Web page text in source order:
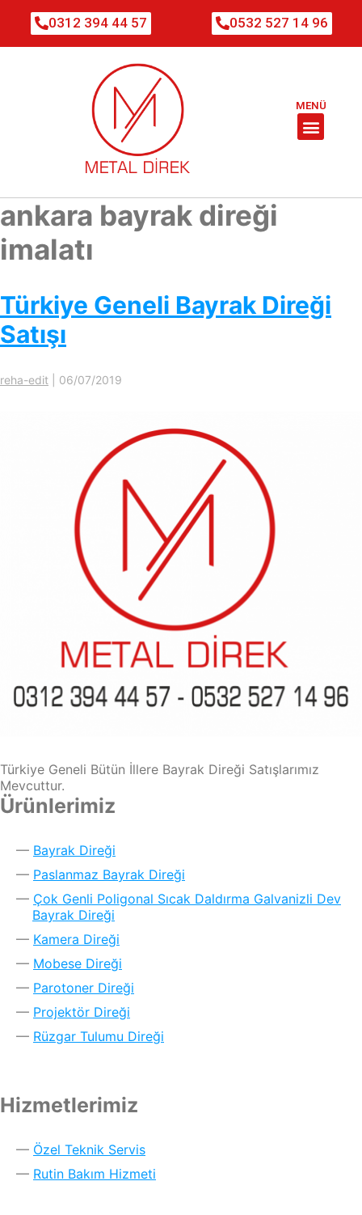
0312 394 44 57 0532 527 14 96
MENÜ
ankara bayrak direği
imalatı
Türkiye Geneli Bayrak Direği
Satışı
reha-edit 06/07/2019
Türkiye Geneli Bütün İllere Bayrak Direği Satışlarımız
Mevcuttur.
Ürünlerimiz
Bayrak Direği
Paslanmaz Bayrak Direği
Çok Genli Poligonal Sıcak Daldırma Galvanizli Dev
Bayrak Direği
Kamera Direği
Mobese Direği
Parotoner Direği
Projektör Direği
Rüzgar Tulumu Direği
Hizmetlerimiz
Özel Teknik Servis
Rutin Bakım Hizmeti